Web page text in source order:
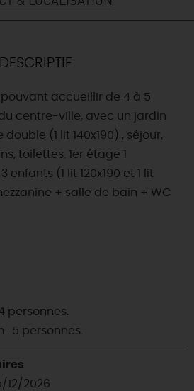
SEMAINE
L'AGENDA
DESCRIPTIF
accueillir de 4 à 5
centre-ville, avec un jardin
double (1 lit 140x190) , séjour,
toilettes. 1er étage 1
enfants (1 lit 120x190 et 1 lit
+ salle de bain + WC
personnes.
5 personnes.
12/2026